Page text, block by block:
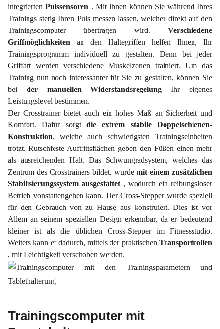
integriertenPulssensoren . Mit ihnen können Sie während Ihres
Trainings stetig Ihren Puls messen lassen, welcher direkt auf den
Trainingscomputer übertragen wird. Verschiedene
Griffmöglichkeiten an den Haltegriffen helfen Ihnen, Ihr
Trainingsprogramm individuell zu gestalten. Denn bei jeder
Griffart werden verschiedene Muskelzonen trainiert. Um das
Training nun noch interessanter für Sie zu gestalten, können Sie
bei der manuellen WiderstandsregelungIhr eigenes
Leistungslevel bestimmen.
Der Crosstrainer bietet auch ein hohes Maß an Sicherheit und
Komfort. Dafür sorgt die extrem stabile Doppelschienen-
Konstruktion, welche auch schwierigsten Trainingseinheiten
trotzt. Rutschfeste Auftrittsflächen geben den Füßen einen mehr
als ausreichenden Halt. Das Schwungradsystem, welches das
Zentrum des Crosstrainers bildet, wurde mit einem zusätzlichen
Stabilisierungssystem ausgestattet , wodurch ein reibungsloser
Betrieb vonstattengehen kann. Der Cross-Stepper wurde speziell
für den Gebrauch von zu Hause aus konstruiert. Dies ist vor
Allem an seinem speziellen Design erkennbar, da er bedeutend
kleiner ist als die üblichen Cross-Stepper im Fitnessstudio.
Weiters kann er dadurch, mittels der praktischen Transportrollen
, mit Leichtigkeit verschoben werden.
Trainingscomputer mit